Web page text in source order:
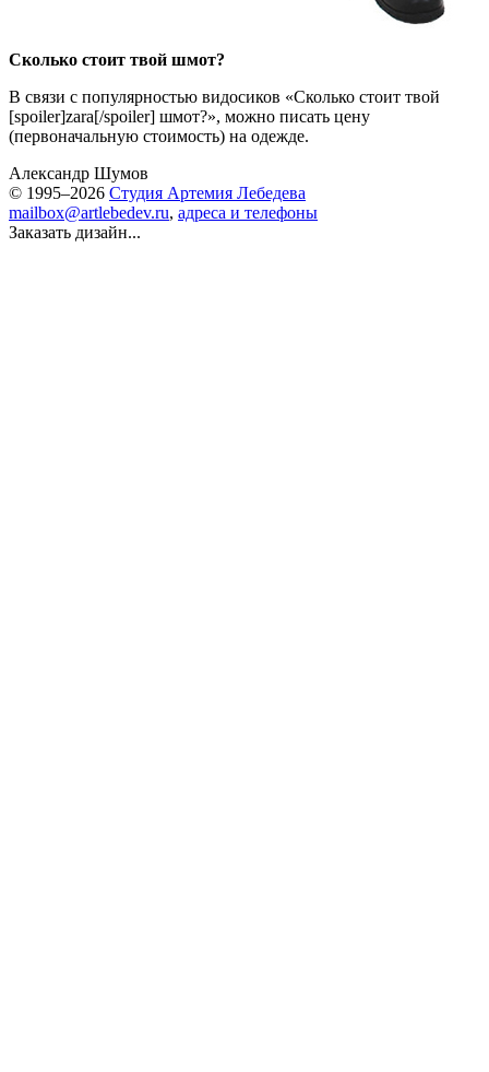
Сколько стоит твой шмот?
В связи с популярностью видосиков «Сколько стоит твой
[spoiler]zara[/spoiler] шмот?», можно писать цену
(первоначальную стоимость) на одежде.
Александр Шумов
© 1995–2026 Студия Артемия Лебедева
mailbox@artlebedev.ru, адреса и телефоны
Заказать дизайн...